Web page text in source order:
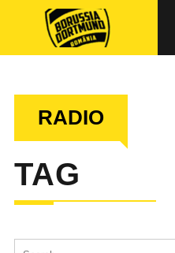
RADIO
TAG